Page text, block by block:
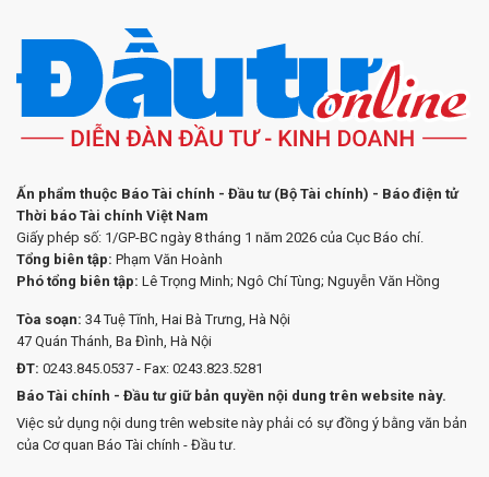
Ấn phẩm thuộc Báo Tài chính - Đầu tư (Bộ Tài chính) - Báo điện tử
Thời báo Tài chính Việt Nam
Giấy phép số: 1/GP-BC ngày 8 tháng 1 năm 2026 của Cục Báo chí.
Tổng biên tập: Phạm Văn Hoành
Phó tổng biên tập: Lê Trọng Minh; Ngô Chí Tùng; Nguyễn Văn Hồng
Tòa soạn: 34 Tuệ Tĩnh, Hai Bà Trưng, Hà Nội
47 Quán Thánh, Ba Đình, Hà Nội
ĐT: 0243.845.0537 - Fax: 0243.823.5281
Báo Tài chính - Đầu tư giữ bản quyền nội dung trên website này.
Việc sử dụng nội dung trên website này phải có sự đồng ý bằng văn bản
của Cơ quan Báo Tài chính - Đầu tư.